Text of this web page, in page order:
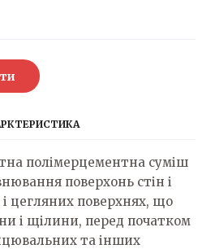
полімерцементна суміш
поверхонь стін і
цегляних поверхнях, що
і щілини, перед початком
та інших